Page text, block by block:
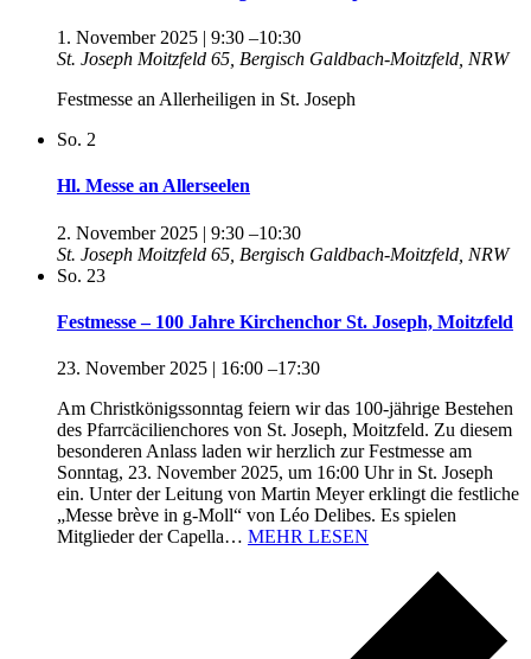
1. November 2025 | 9:30 –10:30
St. Joseph Moitzfeld 65, Bergisch Galdbach-Moitzfeld, NRW
Festmesse an Allerheiligen in St. Joseph
So. 2
Hl. Messe an Allerseelen
2. November 2025 | 9:30 –10:30
St. Joseph Moitzfeld 65, Bergisch Galdbach-Moitzfeld, NRW
So. 23
Festmesse – 100 Jahre Kirchenchor St. Joseph, Moitzfeld
23. November 2025 | 16:00 –17:30
Am Christkönigssonntag feiern wir das 100-jährige Bestehen
des Pfarrcäcilienchores von St. Joseph, Moitzfeld. Zu diesem
besonderen Anlass laden wir herzlich zur Festmesse am
Sonntag, 23. November 2025, um 16:00 Uhr in St. Joseph
ein. Unter der Leitung von Martin Meyer erklingt die festliche
„Messe brève in g-Moll“ von Léo Delibes. Es spielen
Mitglieder der Capella… MEHR LESEN